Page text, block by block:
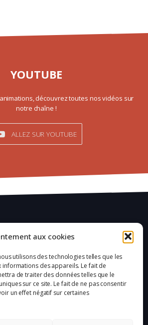
aux cookies
utilisons des technologies telles que les
des appareils. Le fait de
de traiter des données telles que le
sur ce site. Le fait de ne pas consentir
un effet négatif sur certaines
YOUTUBE
découvrez toutes nos vidéos sur
notre chaîne !
ALLEZ SUR YOUTUBE
Mentions légales
Plan du site
Politique de cookies (UE)